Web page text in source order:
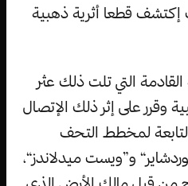
إكتشف قطعا أثرية ذهبية
التي تلت ذلك عثر
ذهبية وقرر على إثر ذلك الإتصال
لمخطط التحف
و”ويست ميدلاندز“،